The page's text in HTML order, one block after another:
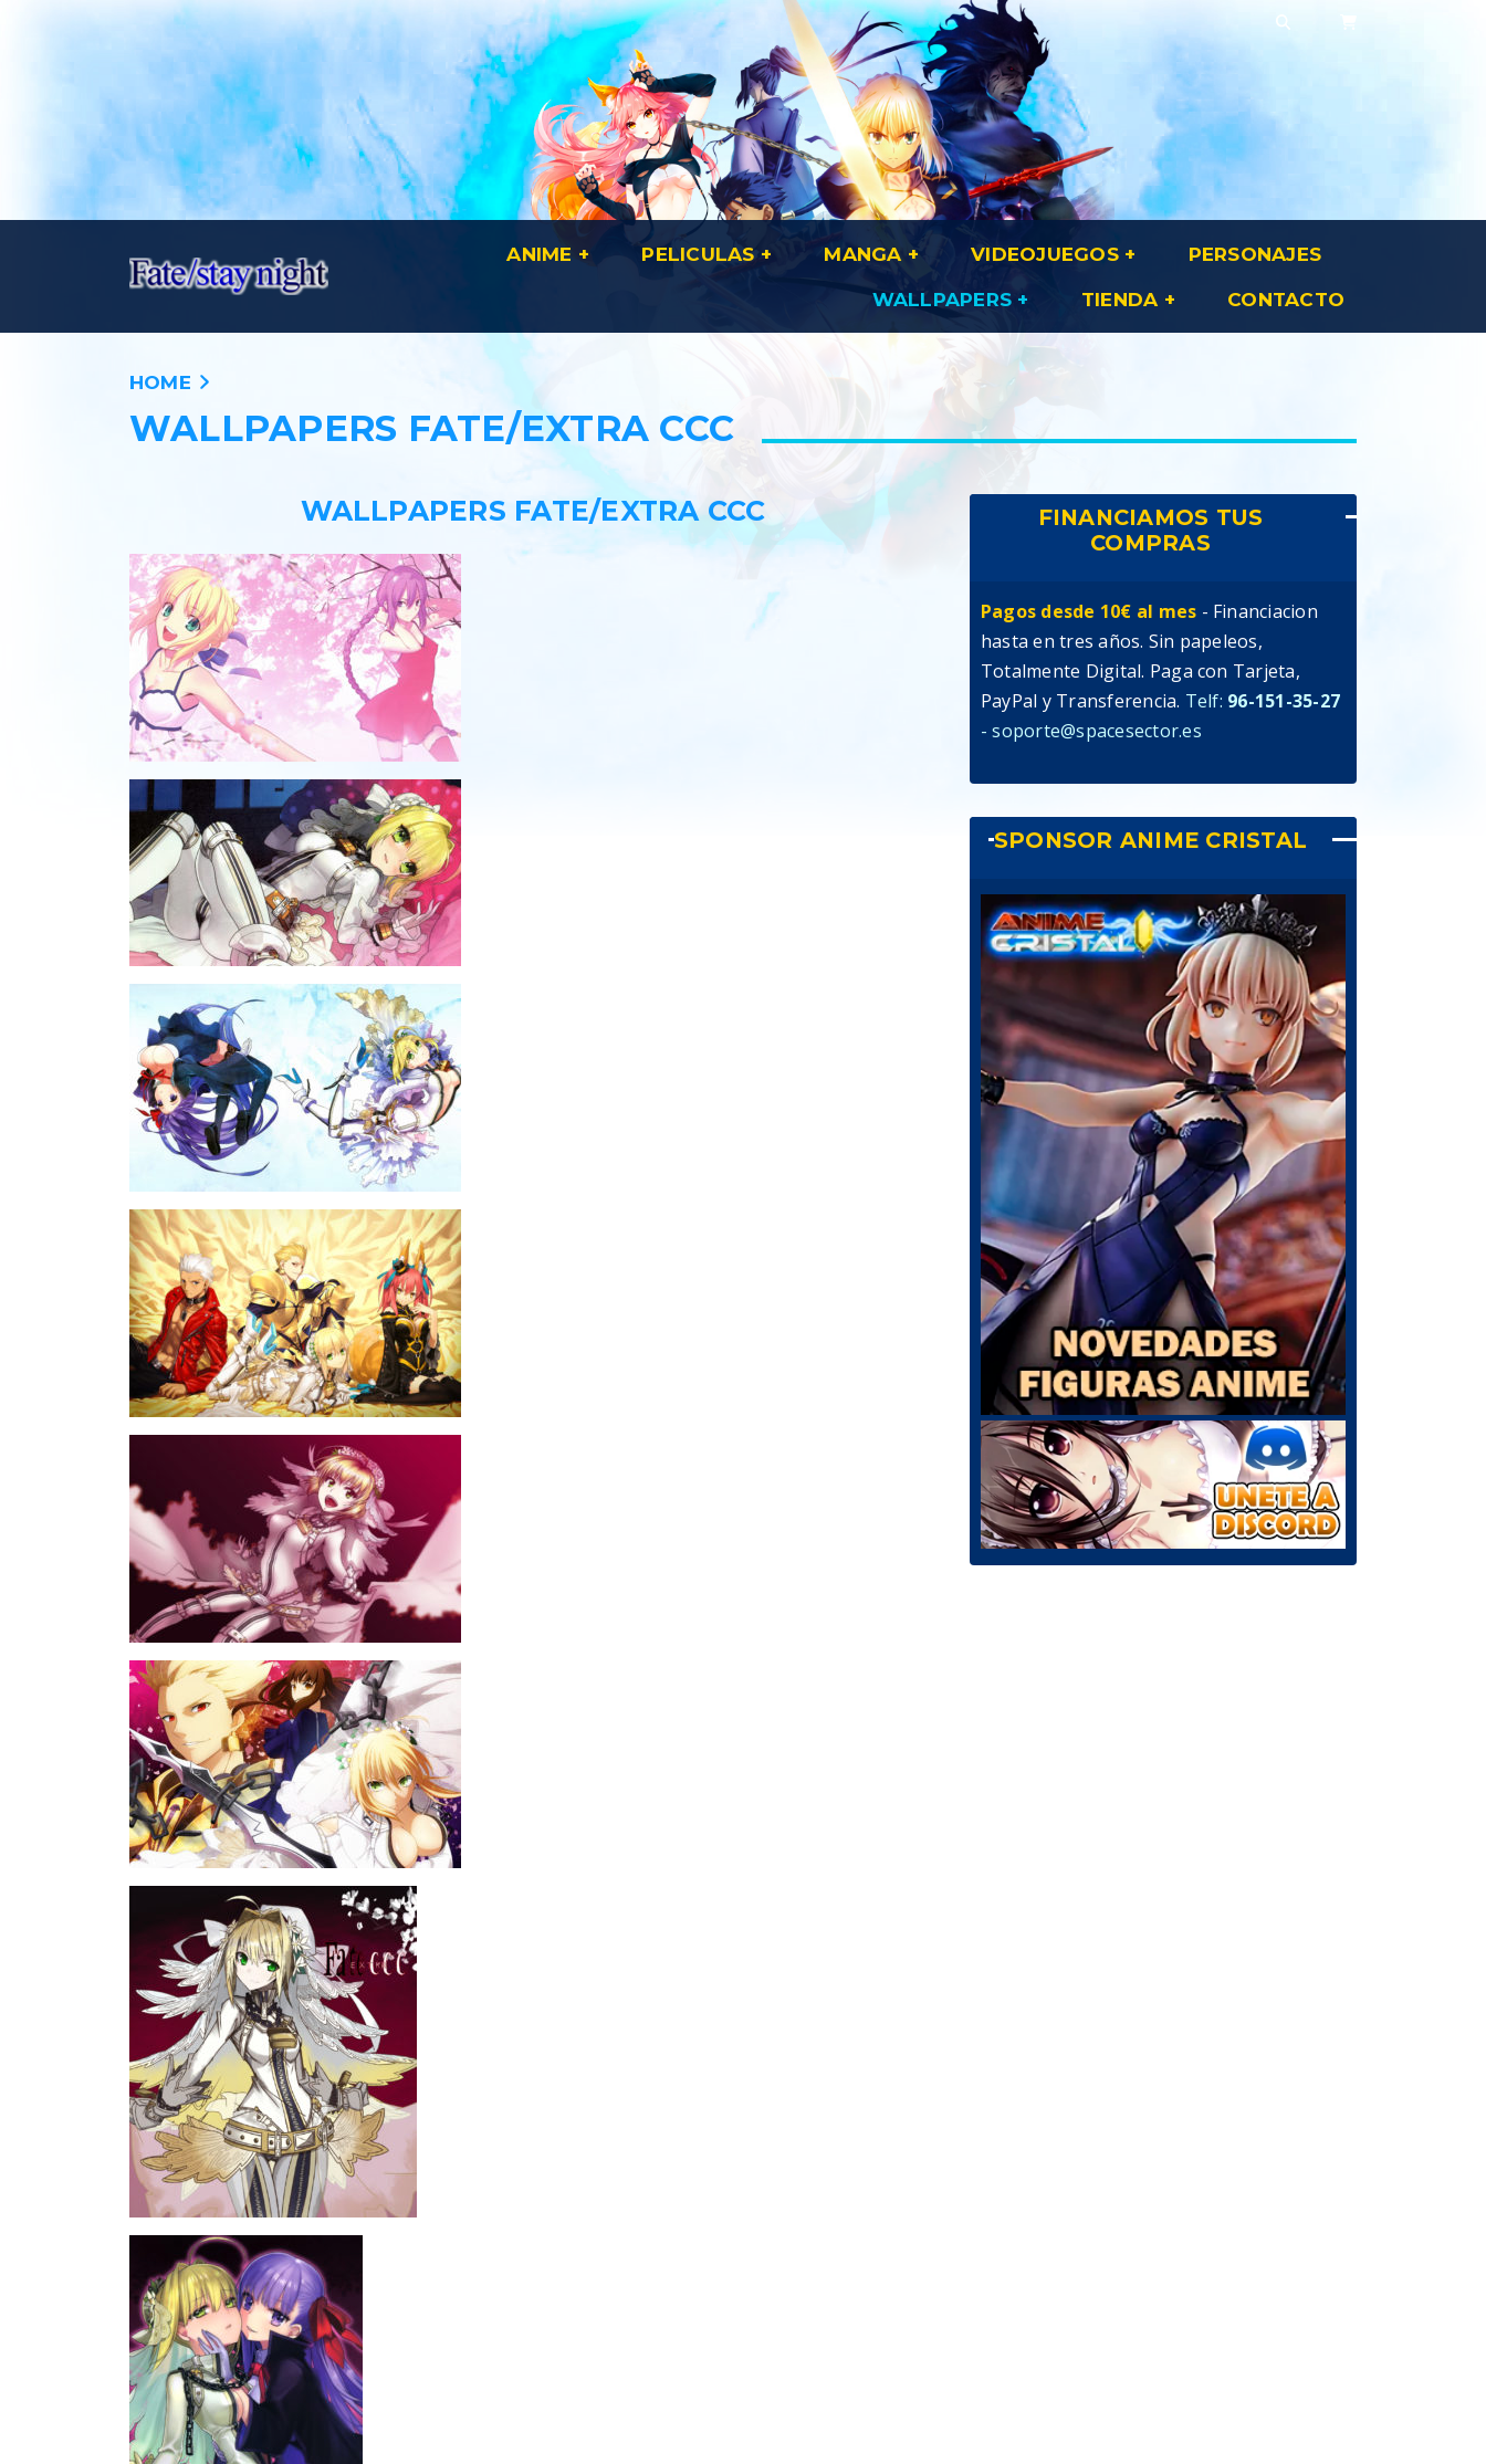
ANIME PELICULAS MANGA VIDEOJUEGOS
PERSONAJES
WALLPAPERS
TIENDA CONTACTO
HOME
WALLPAPERS FATE/EXTRA CCC
WALLPAPERS FATE/EXTRA CCC
FINANCIAMOS TUS
COMPRAS
Pagos desde 10€ al mes - Financiacion
hasta en tres años. Sin papeleos,
Totalmente Digital. Paga con Tarjeta,
PayPal y Transferencia. Telf: 96-151-35-27
- soporte@spacesector.es
SPONSOR ANIME CRISTAL